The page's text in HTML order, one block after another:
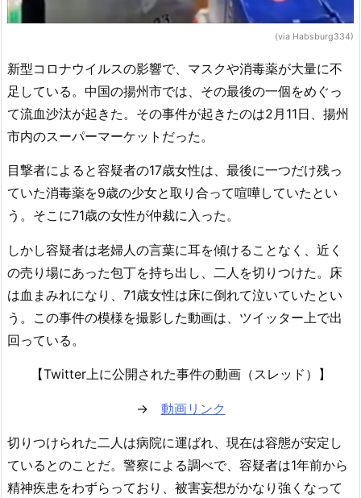
(via Habsburg334)
新型コロナウイルスの影響で、マスクや消毒薬が大量に不
足している。中国の揚州市では、その最後の一個をめぐっ
て流血沙汰が起きた。その事件が起きたのは2月11日、揚州
市内のスーパーマーケットだった。
目撃者によると容疑者の17歳女性は、最後に一つだけ残っ
ていた消毒薬を9歳の少女と取り合って喧嘩していたとい
う。そこに71歳の女性が仲裁に入った。
しかし容疑者は老婦人の言葉に耳を傾けることなく、近く
の売り場にあった包丁を持ち出し、二人を切りつけた。床
は血まみれになり、71歳女性は床に倒れて泣いていたとい
う。この事件の模様を撮影した動画は、ツイッター上で出
回っている。
【Twitter上に公開された事件の動画（スレッド）】
→ 動画リンク
切りつけられた二人は病院に運ばれ、現在は容態が安定し
ているとのことだ。警察による調べで、容疑者は1年前から
精神疾患をわずらっており、被害妄想がかなり強くなって